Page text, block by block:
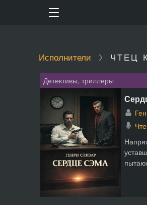
Исполнители ЧТЕЦ
Детективы, триллеры